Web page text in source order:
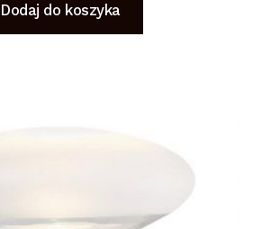
Dodaj do koszyka